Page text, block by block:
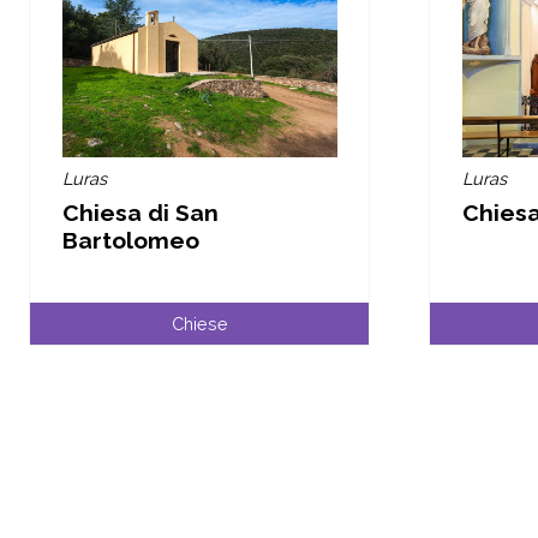
Luras
Chiesa di San
Bartolomeo
Chiese
Luras